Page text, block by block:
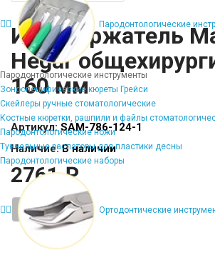
Пародонтологические
Пародонтологические инструменты
Зоноспецифические кюреты Грейси
Скейлеры ручные стоматологические
Костные кюретки, рашпили и файлы
Пародонтологические ножи
Туннельные распаторы для пластики десны
Пародонтологические наборы
Ортодонтические
Иглодержатель
Hegar
160 мм
Артикул:SAM-786-124-1
Наличие:В наличии
2761 ₽
- +